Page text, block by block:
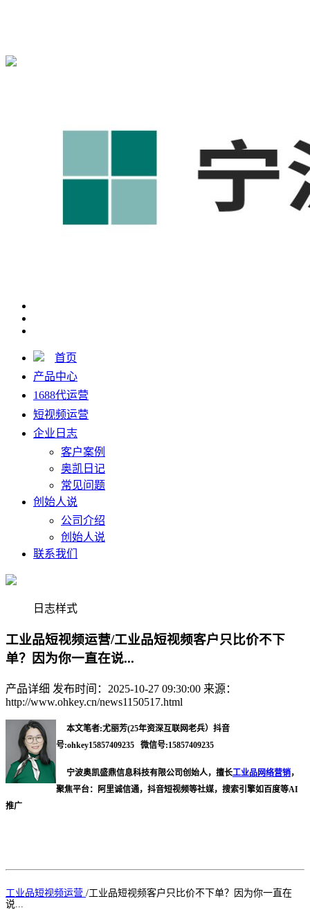
首页
产品中心
1688代运营
短视频运营
企业日志
客户案例
奥凯日记
常见问题
创始人说
公司介绍
创始人说
联系我们
日志样式
工业品短视频运营/工业品短视频客户只比价不下
单？因为你一直在说...
产品详细 发布时间：2025-10-27 09:30:00 来源：
http://www.ohkey.cn/news1150517.html
本文笔者:尤丽芳(25年资深互联网老兵）抖音
号:ohkey15857409235 微信号:15857409235
宁波奥凯盛鼎信息科技有限公司创始人，擅长工业品网络营销，
聚焦平台：阿里诚信通，抖音短视频等社媒，搜索引擎如百度等AI
推广
工业品短视频运营 /工业品短视频客户只比价不下单？因为你一直在
说